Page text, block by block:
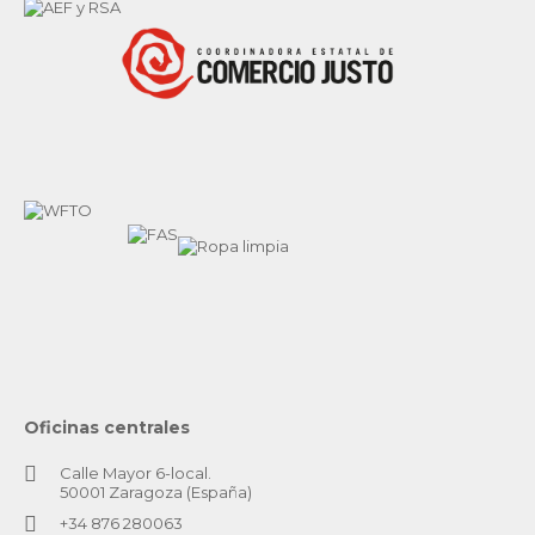
Oficinas centrales
Calle Mayor 6-local.
50001 Zaragoza (España)
+34 876 280063